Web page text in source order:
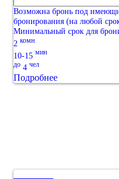
Возможна бронь под
бронирования (на любой
Минимальный срок для
2 комн
10-15 мин
до 4 чел
Подробнее